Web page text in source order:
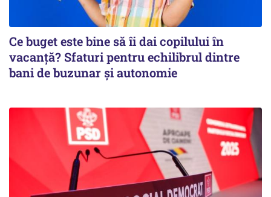
Ce buget este bine să îi dai copilului în
vacanță? Sfaturi pentru echilibrul dintre
bani de buzunar și autonomie